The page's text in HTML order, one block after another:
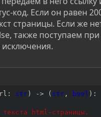
код. Если он равен
страницы. Если же
также поступаем при
: str ) -> ( str , bool ) :
текста html-страницы.